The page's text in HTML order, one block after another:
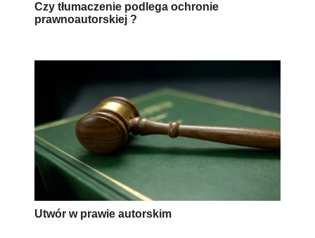
Czy tłumaczenie podlega ochronie
prawnoautorskiej ?
Utwór w prawie autorskim